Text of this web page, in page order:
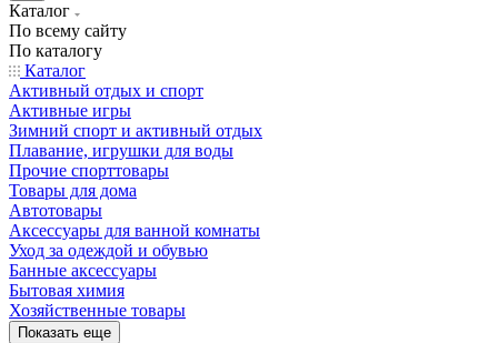
Каталог
По всему сайту
По каталогу
Каталог
Активный отдых и спорт
Активные игры
Зимний спорт и активный отдых
Плавание, игрушки для воды
Прочие спорттовары
Товары для дома
Автотовары
Аксессуары для ванной комнаты
Уход за одеждой и обувью
Банные аксессуары
Бытовая химия
Хозяйственные товары
Показать еще